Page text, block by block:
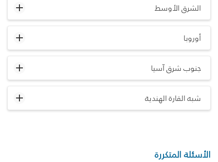
الشرق الأوسط
أوروبا
جنوب شرق آسيا
شبه القارة الهندية
الأسئلة المتكررة